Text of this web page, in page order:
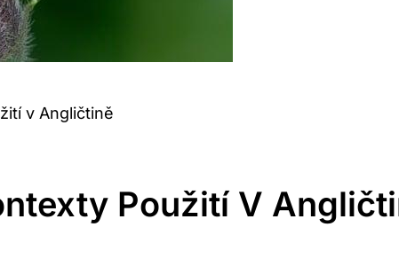
v Angličtině
Použití V